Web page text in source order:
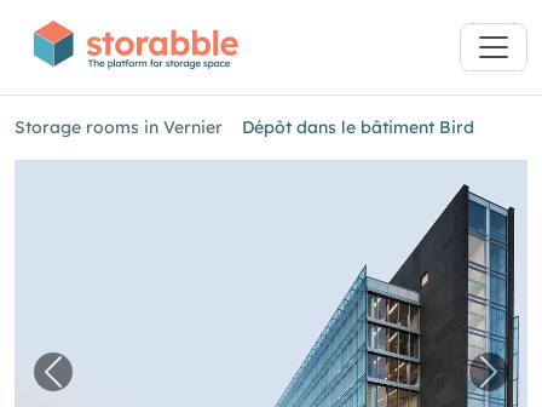
Storage rooms in Vernier Dépôt dans le bâtiment Bird
Previous image for "Dépôt dans le bâtiment